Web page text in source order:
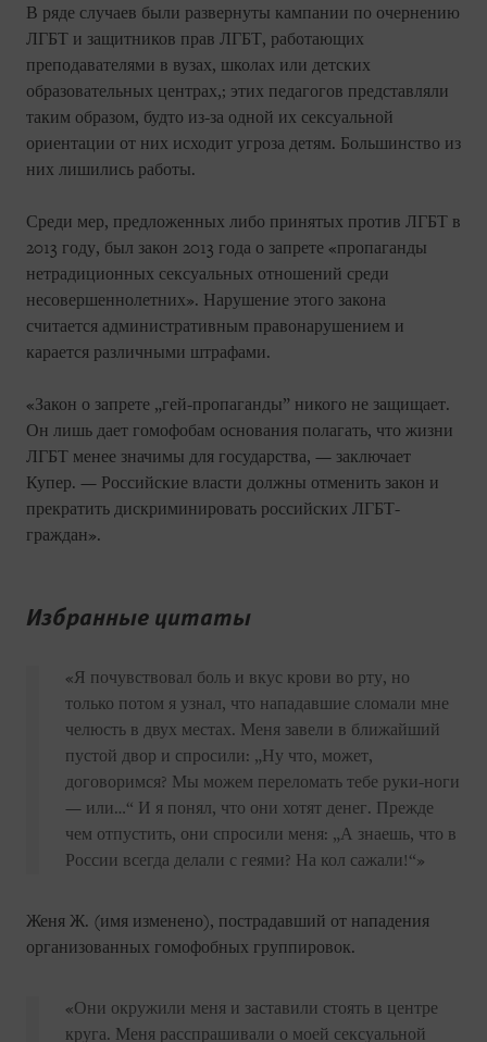
В ряде случаев были развернуты кампании по очернению
ЛГБТ и защитников прав ЛГБТ, работающих
преподавателями в вузах, школах или детских
образовательных центрах,; этих педагогов представляли
таким образом, будто из-за одной их сексуальной
ориентации от них исходит угроза детям. Большинство из
них лишились работы.
Среди мер, предложенных либо принятых против ЛГБТ в
2013 году, был закон 2013 года о запрете «пропаганды
нетрадиционных сексуальных отношений среди
несовершеннолетних». Нарушение этого закона
считается административным правонарушением и
карается различными штрафами.
«Закон о запрете „гей-пропаганды” никого не защищает.
Он лишь дает гомофобам основания полагать, что жизни
ЛГБТ менее значимы для государства, — заключает
Купер. — Российские власти должны отменить закон и
прекратить дискриминировать российских ЛГБТ-
граждан».
Избранные цитаты
«Я почувствовал боль и вкус крови во рту, но
только потом я узнал, что нападавшие сломали мне
челюсть в двух местах. Меня завели в ближайший
пустой двор и спросили: „Ну что, может,
договоримся? Мы можем переломать тебе руки-ноги
— или…“ И я понял, что они хотят денег. Прежде
чем отпустить, они спросили меня: „А знаешь, что в
России всегда делали с геями? На кол сажали!“»
Женя Ж. (имя изменено), пострадавший от нападения
организованных гомофобных группировок.
«Они окружили меня и заставили стоять в центре
круга. Меня расспрашивали о моей сексуальной